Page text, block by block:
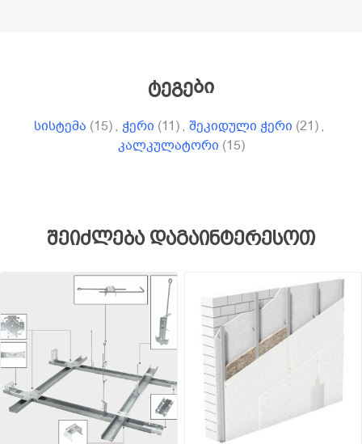
ტეგები
სისტემა (15), ჭერი (11), შეკიდული ჭერი (21),
კალკულატორი (15)
შეიძლება დაგაინტერესოთ